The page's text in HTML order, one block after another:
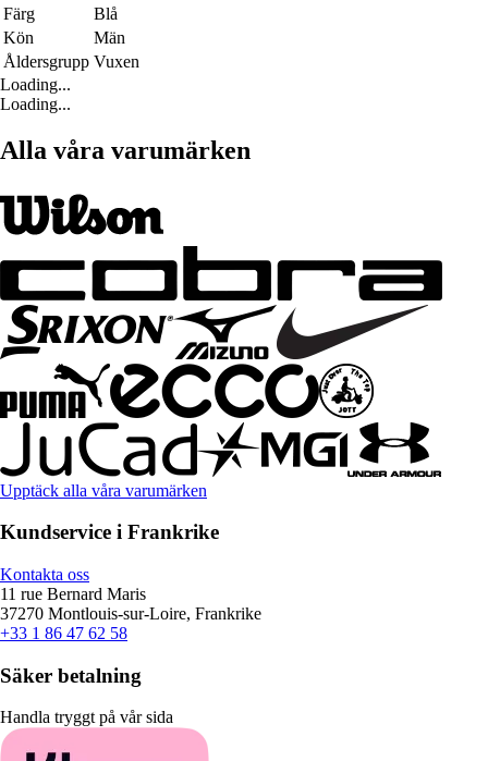
Färg
Blå
Kön
Män
Åldersgrupp Vuxen
Loading...
Loading...
Alla våra varumärken
Upptäck alla våra varumärken
Kundservice i Frankrike
Kontakta oss
11 rue Bernard Maris
37270 Montlouis-sur-Loire, Frankrike
+33 1 86 47 62 58
Säker betalning
Handla tryggt på vår sida